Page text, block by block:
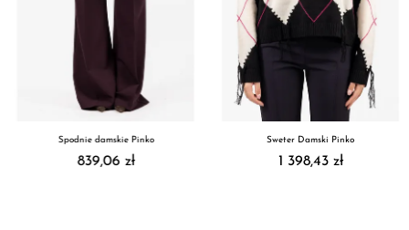
Spodnie damskie Pinko
839,06 zł
Sweter Damski Pinko
1 398,43 zł